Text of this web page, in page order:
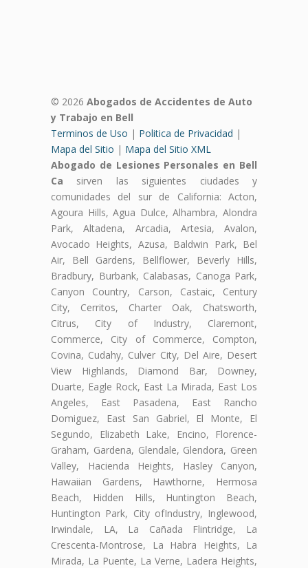
© 2026 Abogados de Accidentes de Auto
y Trabajo en Bell
Terminos de Uso | Politica de Privacidad |
Mapa del Sitio | Mapa del Sitio XML
Abogado de Lesiones Personales en Bell
Ca sirven las siguientes ciudades y
comunidades del sur de California: Acton,
Agoura Hills, Agua Dulce, Alhambra, Alondra
Park, Altadena, Arcadia, Artesia, Avalon,
Avocado Heights, Azusa, Baldwin Park, Bel
Air, Bell Gardens, Bellflower, Beverly Hills,
Bradbury, Burbank, Calabasas, Canoga Park,
Canyon Country, Carson, Castaic, Century
City, Cerritos, Charter Oak, Chatsworth,
Citrus, City of Industry, Claremont,
Commerce, City of Commerce, Compton,
Covina, Cudahy, Culver City, Del Aire, Desert
View Highlands, Diamond Bar, Downey,
Duarte, Eagle Rock, East La Mirada, East Los
Angeles, East Pasadena, East Rancho
Domiguez, East San Gabriel, El Monte, El
Segundo, Elizabeth Lake, Encino, Florence-
Graham, Gardena, Glendale, Glendora, Green
Valley, Hacienda Heights, Hasley Canyon,
Hawaiian Gardens, Hawthorne, Hermosa
Beach, Hidden Hills, Huntington Beach,
Huntington Park, City ofIndustry, Inglewood,
Irwindale, LA, La Cañada Flintridge, La
Crescenta-Montrose, La Habra Heights, La
Mirada, La Puente, La Verne, Ladera Heights,